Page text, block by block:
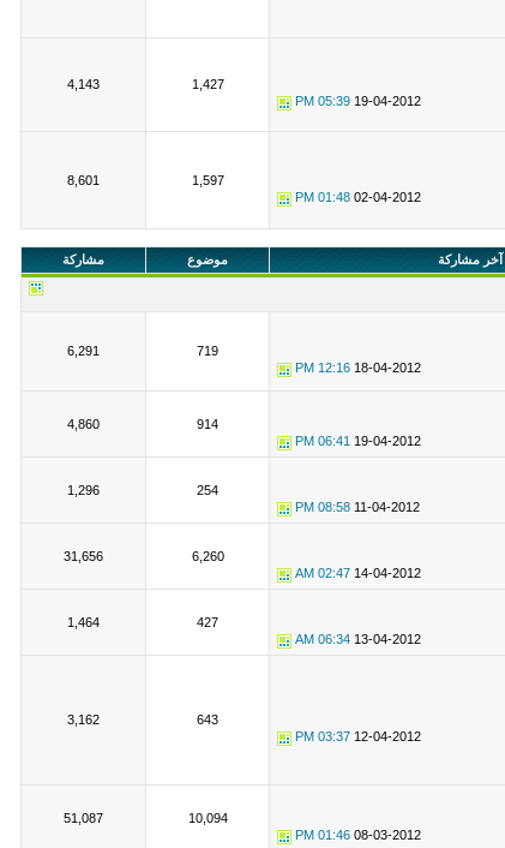
19-04-2012
05:39 PM
1,427
4,143
02-04-2012
01:48 PM
1,597
8,601
آخر مشاركة موضوع مشاركة
18-04-2012
12:16 PM
719
6,291
19-04-2012
06:41 PM
914
4,860
11-04-2012
08:58 PM
254
1,296
14-04-2012
02:47 AM
6,260
31,656
13-04-2012
06:34 AM
427
1,464
12-04-2012
03:37 PM
643
3,162
08-03-2012
01:46 PM
10,094
51,087